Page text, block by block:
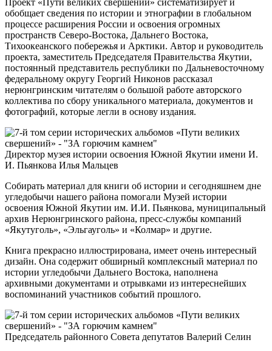
обобщает сведения по истории и этнографии в глобальном
процессе расширения России и освоения огромных
пространств Северо-Востока, Дальнего Востока,
Тихоокеанского побережья и Арктики. Автор и руководитель
проекта, заместитель Председателя Правительства Якутии,
постоянный представитель республики по Дальневосточному
федеральному округу Георгий Никонов рассказал
нерюнгринским читателям о большой работе авторского
коллектива по сбору уникального материала, документов и
фотографий, которые легли в основу издания.
Директор музея истории освоения Южной Якутии имени И.
И. Пьянкова Илья Мальцев
Собирать материал для книги об истории и сегодняшнем дне
угледобычи нашего района помогали Музей истории
освоения Южной Якутии им. И.И. Пьянкова, муниципальный
архив Нерюнгринского района, пресс-службы компаний
«Якутуголь», «Эльгауголь» и «Колмар» и другие.
Книга прекрасно иллюстрирована, имеет очень интересный
дизайн. Она содержит обширный комплексный материал по
истории угледобычи Дальнего Востока, наполнена
архивными документами и отрывками из интереснейших
воспоминаний участников событий прошлого.
Председатель районного Совета депутатов Валерий Селин